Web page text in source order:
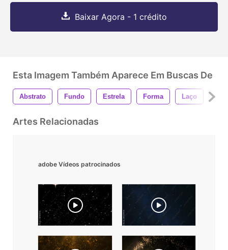
Baixar Agora - 1 crédito
Esta Imagem Também Aparece Em Buscas De
Abstrato Fundo Estrela Forma Laço
Artes Relacionadas
adobe Vídeos patrocinados